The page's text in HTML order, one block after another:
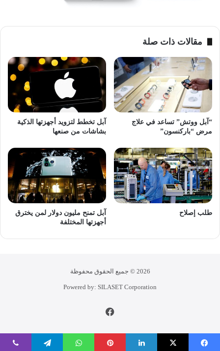
مقالات ذات صلة
“آبل ووتش” تساعد في علاج
مرض “باركنسون”
آبل تخطط لتزويد أجهزتها الذكية
بشاشات من صنعها
طلب إصلاح
آبل تمنح مليون دولار لمن يخترق
أجهزتها المختلفة
2026 © جميع الحقوق محفوظة
Powered by: SILASET Corporation
فيسبوك